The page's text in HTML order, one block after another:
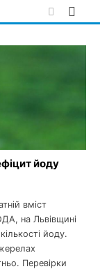
йоду
вміст
на Львівщині
йоду.
Перевірки